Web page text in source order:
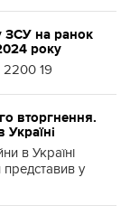
ЗСУ на ранок
року
2200 19
вторгнення.
Україні
в Україні
у